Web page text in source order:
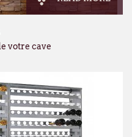
votre cave